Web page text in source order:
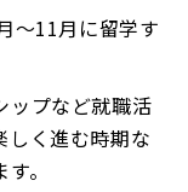
〜11月に留学す
ップなど就職活
しく進む時期な
。